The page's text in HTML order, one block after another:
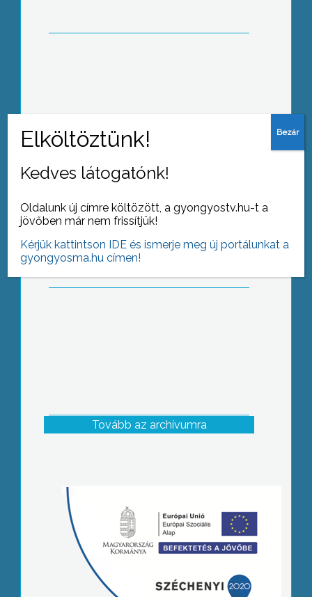
Immár negyedszer rendezte meg a
Torkos Csütörtököt a Magyar
Turizmus Zrt.
Tovább az archívumra
Kedves látogatónk!
Oldalunk új címre költözött, a gyongyostv.hu-t a
jövőben már nem frissítjük!
Kérjük kattintson IDE és ismerje meg új portálunkat a
gyongyosma.hu címen!